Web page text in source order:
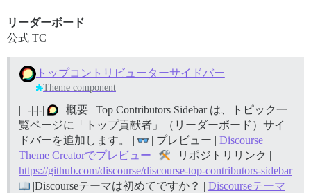
リーダーボード
公式 TC
トップコントリビューターサイドバー
Theme component
||| -|-|-|
| 概要 | Top Contributors Sidebar は、トピック一
覧ページに「トップ貢献者」（リーダーボード）サイ
ドバーを追加します。 |
| プレビュー | Discourse
Theme Creatorでプレビュー |
| リポジトリリンク |
https://github.com/discourse/discourse-top-contributors-sidebar
|Discourseテーマは初めてですか？ | Discourseテーマ